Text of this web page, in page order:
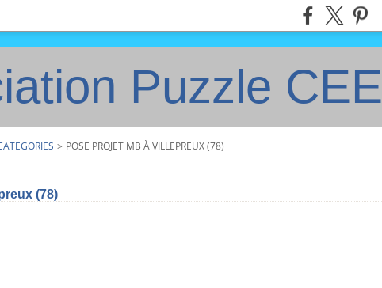
Puzzle CEE
> POSE PROJET MB À VILLEPREUX (78)
(78)